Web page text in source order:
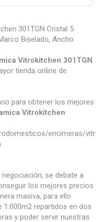
301TGN Cristal 5
Biselado, Ancho
Vitrokitchen 301TGN
tienda online de
para obtener los mejores
Vitrokitchen
encimeras/
se debate a
los mejores precios
masiva, para ello
1.000m2 repartidos en dos
y poder servir nuestras